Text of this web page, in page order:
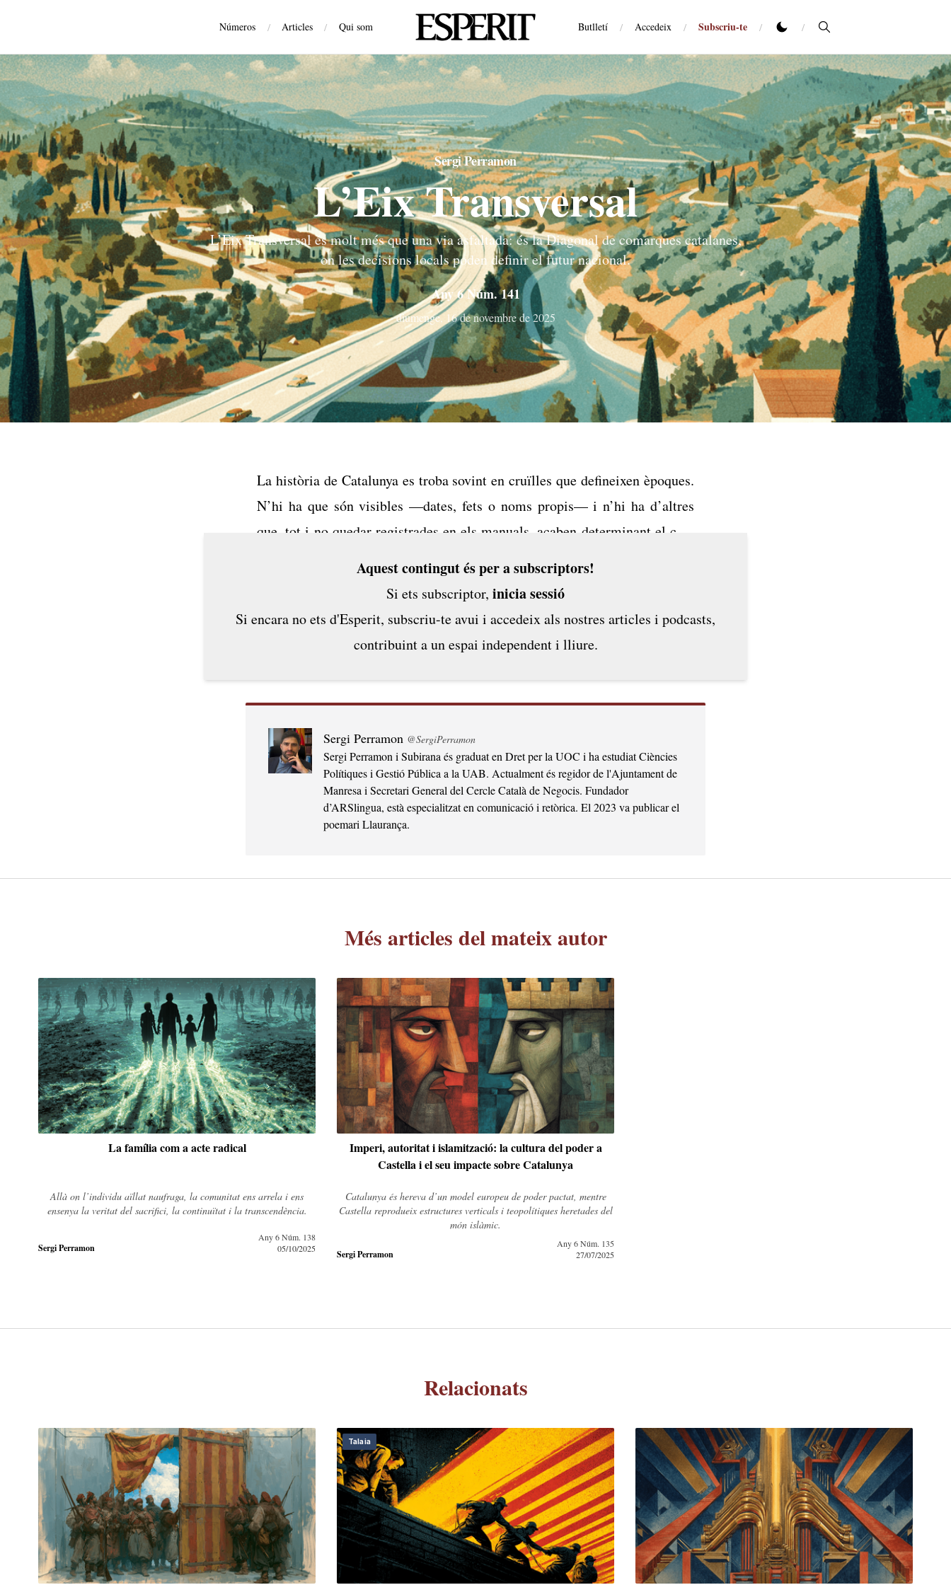
Números / Articles / Qui som Butlletí / Accedeix / Subscriu-te / /
Sergi Perramon
L’Eix Transversal
L’Eix Transversal és molt més que una via asfaltada: és la Diagonal de comarques catalanes,
on les decisions locals poden definir el futur nacional.
Any 6 Núm. 141
diumenge, 16 de novembre de 2025
La història de Catalunya es troba sovint en cruïlles que defineixen èpoques.
N’hi ha que són visibles —dates, fets o noms propis— i n’hi ha d’altres
que, tot i no quedar registrades en els manuals, acaben determinant el curs
Aquest contingut és per a subscriptors!
Si ets subscriptor, inicia sessió
Si encara no ets d'Esperit, subscriu-te avui i accedeix als nostres articles i podcasts,
contribuint a un espai independent i lliure.
Sergi Perramon @SergiPerramon
Sergi Perramon i Subirana és graduat en Dret per la UOC i ha estudiat Ciències
Polítiques i Gestió Pública a la UAB. Actualment és regidor de l'Ajuntament de
Manresa i Secretari General del Cercle Català de Negocis. Fundador
d’ARSlingua, està especialitzat en comunicació i retòrica. El 2023 va publicar el
poemari Llaurança.
Més articles del mateix autor
La família com a acte radical
Allà on l’individu aïllat naufraga, la comunitat ens arrela i ens
ensenya la veritat del sacrifici, la continuïtat i la transcendència.
Sergi Perramon
Any 6 Núm. 138
05/10/2025
Imperi, autoritat i islamització: la cultura del poder a
Castella i el seu impacte sobre Catalunya
Catalunya és hereva d’un model europeu de poder pactat, mentre
Castella reprodueix estructures verticals i teopolítiques heretades del
món islàmic.
Sergi Perramon
Any 6 Núm. 135
27/07/2025
Relacionats
Talaia EN OBERT
Talaia